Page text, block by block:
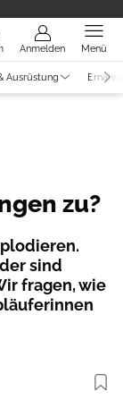
Anmelden Menü
Ausrüstung
zu?
sind
fragen, wie
Foto: XinHua